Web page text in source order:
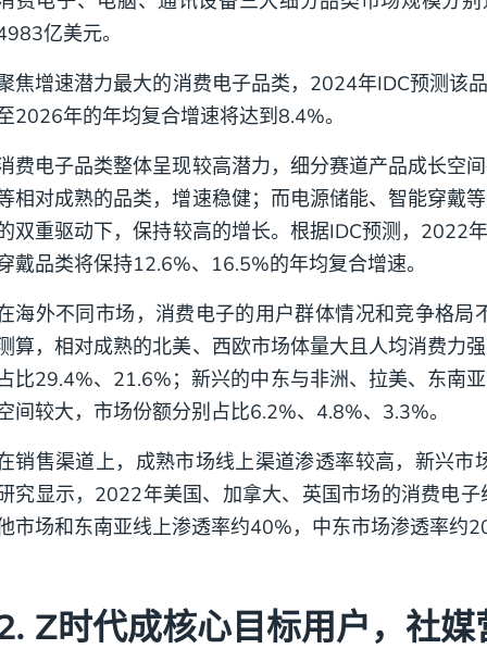
亿美元。
焦增速潜力最大的消费电子品类，2024年IDC预测该
2026年的年均复合增速将达到8.4%。
费电子品类整体呈现较高潜力，细分赛道产品成长空
相对成熟的品类，增速稳健；而电源储能、智能穿戴
双重驱动下，保持较高的增长。根据IDC预测，2022
戴品类将保持12.6%、16.5%的年均复合增速。
海外不同市场，消费电子的用户群体情况和竞争格局
算，相对成熟的北美、西欧市场体量大且人均消费力
比29.4%、21.6%；新兴的中东与非洲、拉美、东南
间较大，市场份额分别占比6.2%、4.8%、3.3%。
销售渠道上，成熟市场线上渠道渗透率较高，新兴市
究显示，2022年美国、加拿大、英国市场的消费电
市场和东南亚线上渗透率约40%，中东市场渗透率约
Z时代成核心目标用户，社